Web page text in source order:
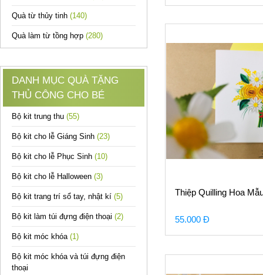
Quà từ thủy tinh (140)
Quà làm từ tồng hợp (280)
DANH MỤC QUÀ TẶNG
THỦ CÔNG CHO BÉ
Bộ kit trung thu (55)
Bộ kit cho lễ Giáng Sinh (23)
Bộ kit cho lễ Phục Sinh (10)
Bộ kit cho lễ Halloween (3)
Bộ kit trang trí sổ tay, nhật kí (5)
Bộ kit làm túi đựng điện thoại (2)
Bộ kit móc khóa (1)
Bộ kit móc khóa và túi đựng điện
thoại
Thiệp Quilling Hoa
55.000 Đ